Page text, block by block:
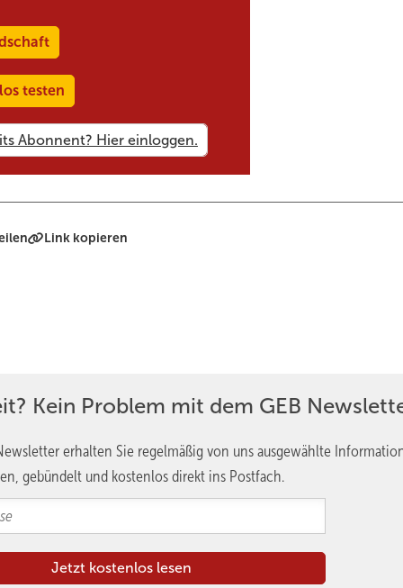
testen
Link kopieren
Kein Problem mit dem GEB
erhalten Sie regelmäßig von uns ausgewählte
gebündelt und kostenlos direkt ins Postfach.